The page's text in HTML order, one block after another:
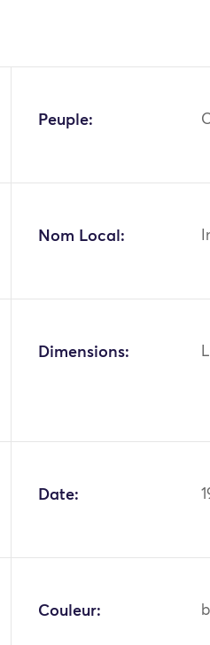
Peuple:
Nom Local:
Dimensions:
Date:
Couleur: